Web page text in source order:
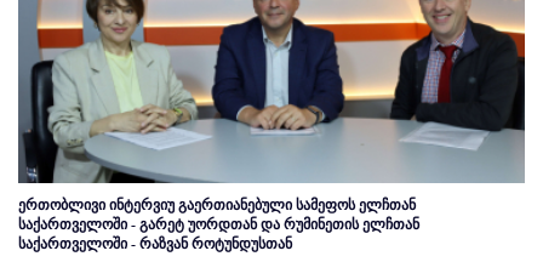
ერთობლივი ინტერვიუ გაერთიანებული სამეფოს ელჩთან
საქართველოში - გარეტ უორდთან და რუმინეთის ელჩთან
საქართველოში - რაზვან როტუნდუსთან